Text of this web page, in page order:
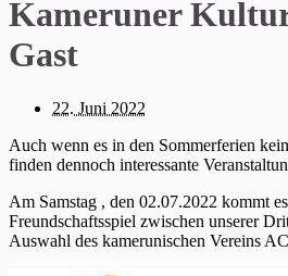
Kameruner
Gast
22. Juni 2022
Auch wenn es in den Sommerferien
finden dennoch interessante
Am Samstag , den 02.07.2022 kommt
Freundschaftsspiel zwischen unserer
Auswahl des kamerunischen Vereins